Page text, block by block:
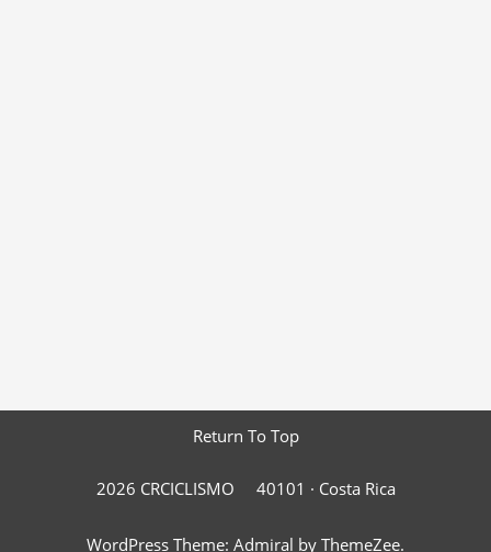
Return To Top
2026 CRCICLISMO 40101 · Costa Rica
WordPress Theme: Admiral by ThemeZee.